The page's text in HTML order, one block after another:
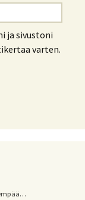
ja sivustoni
varten.